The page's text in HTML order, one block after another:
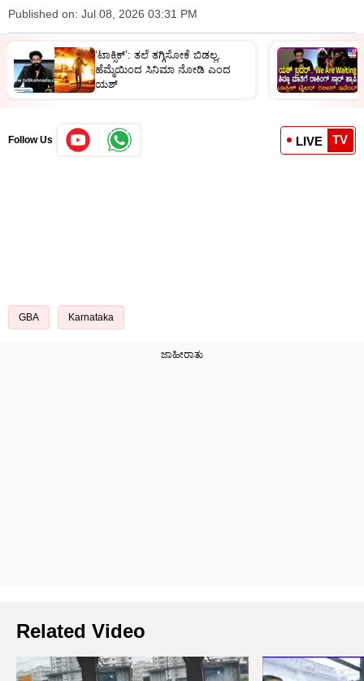
Published on: Jul 08, 2026 03:31 PM
‘ಟಾಕ್ಸಿಕ್’: ತಲೆ ತಗ್ಗಿಸೋಕೆ ಬಿಡಲ್ಲ,
ಹೆಮ್ಮೆಯಿಂದ ಸಿನಿಮಾ ನೋಡಿ ಎಂದ
ಯಶ್
Follow Us LIVE TV
GBA Karnataka
Related Video